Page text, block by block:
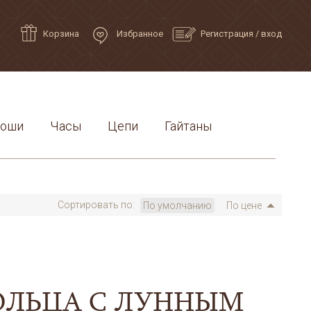
Корзина Избранное Регистрация / вход
Часы Цепи Гайтаны
Сортировать по: По умолчанию По цене
С ЛУННЫМ